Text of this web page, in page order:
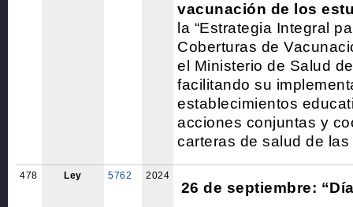
vacunación de los
la “Estrategia Integral
Coberturas de
el Ministerio de Salud
facilitando su
establecimientos
acciones conjuntas y
carteras de salud de
478 Ley 5762 2024
26 de septiembre: